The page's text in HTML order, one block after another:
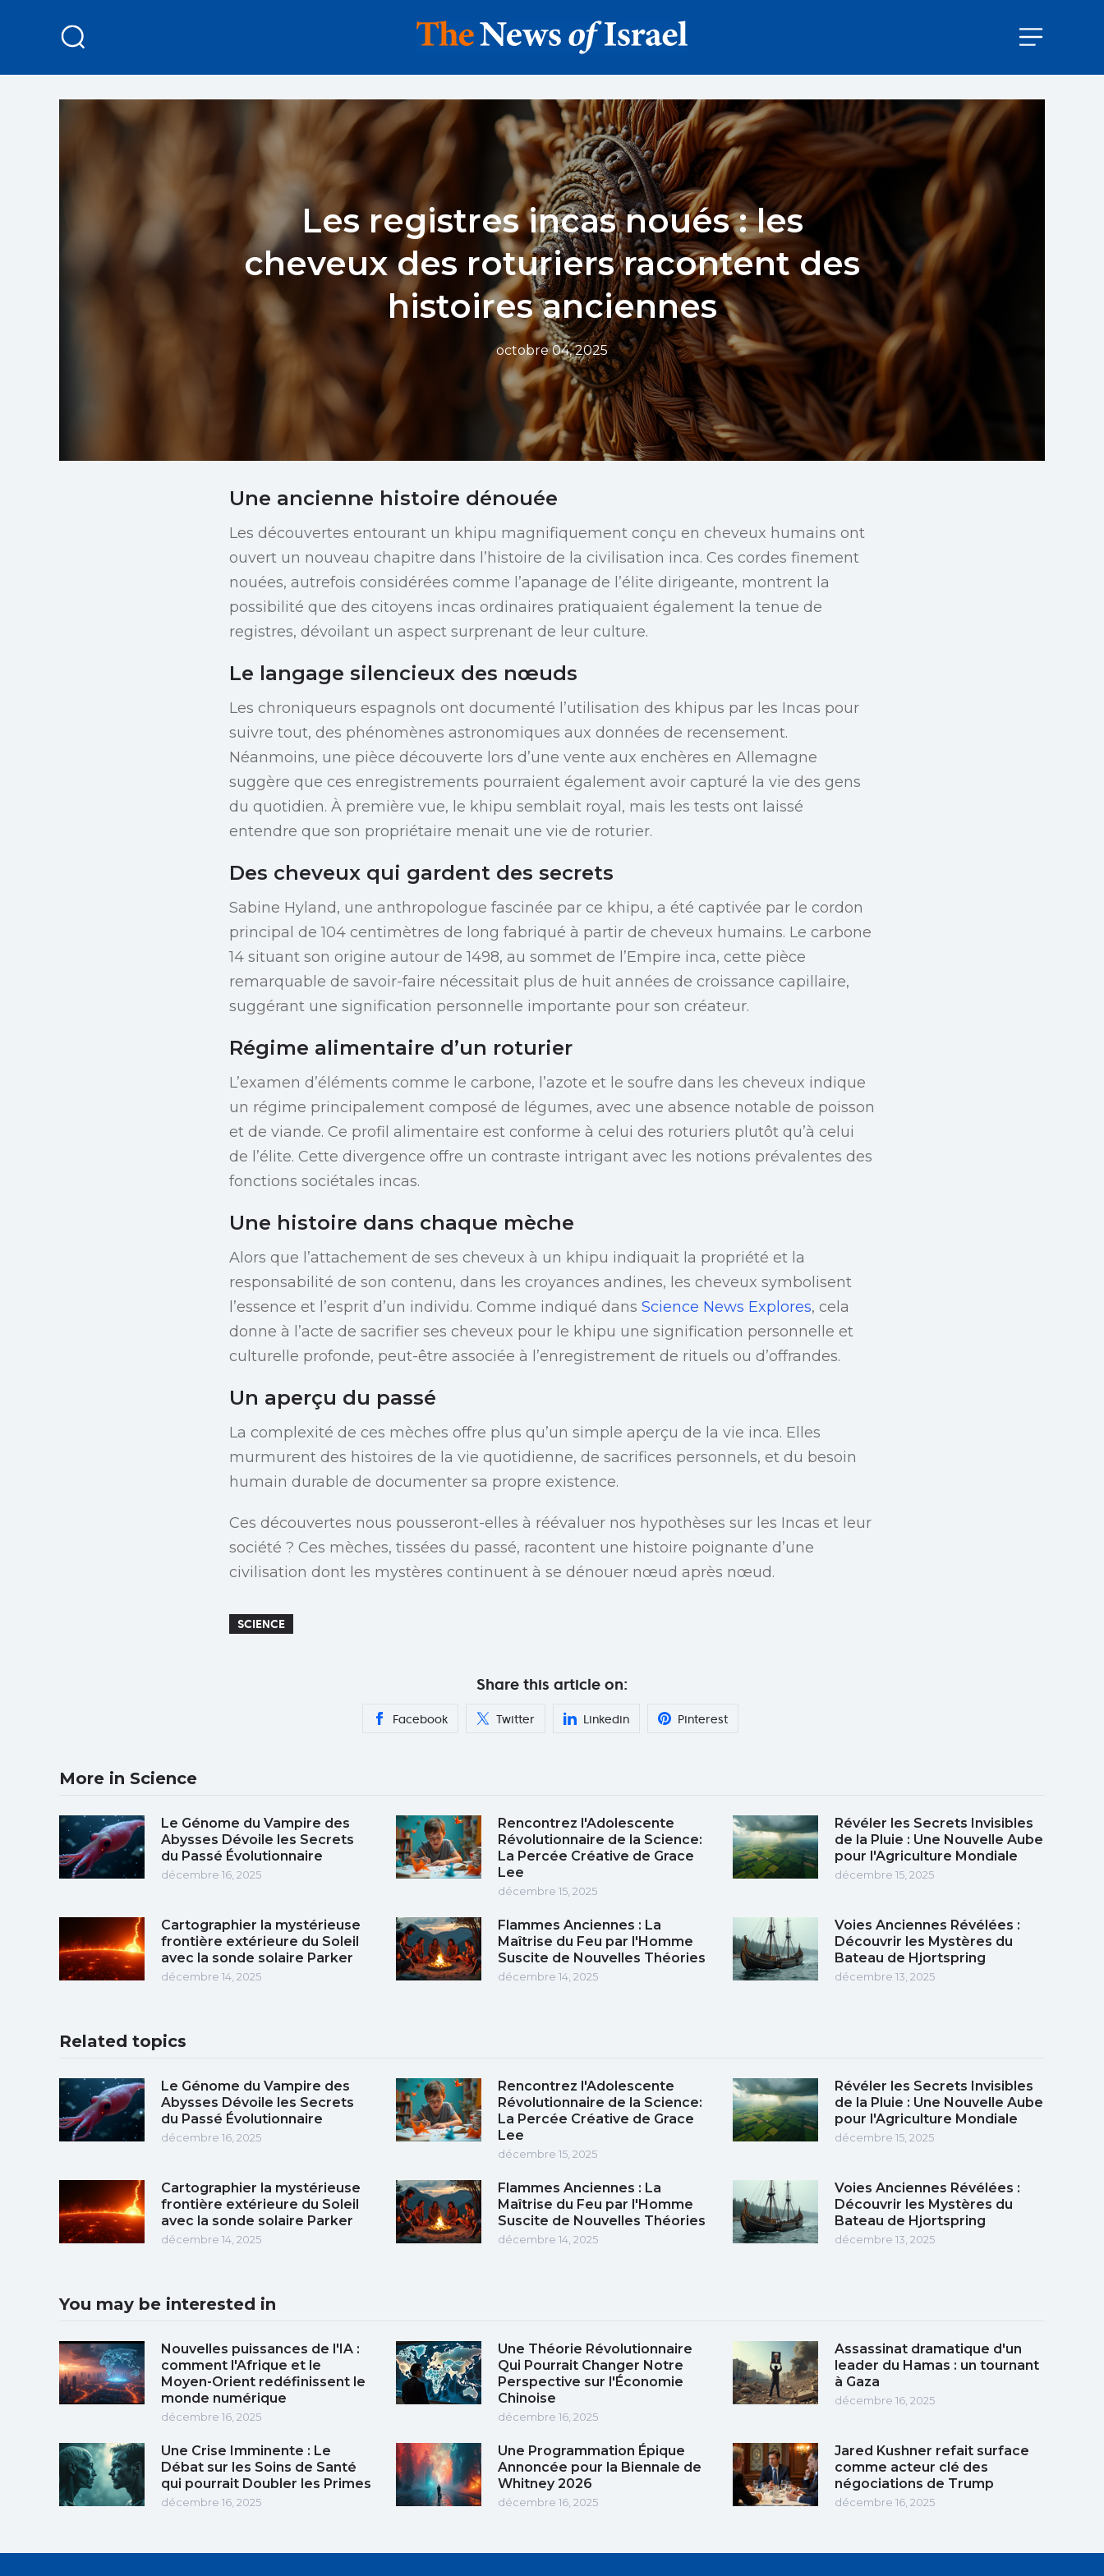
Les registres incas noués : les
cheveux des roturiers racontent des
histoires anciennes
octobre 04, 2025
Une ancienne histoire dénouée
Les découvertes entourant un khipu magnifiquement conçu en cheveux humains ont
ouvert un nouveau chapitre dans l’histoire de la civilisation inca. Ces cordes finement
nouées, autrefois considérées comme l’apanage de l’élite dirigeante, montrent la
possibilité que des citoyens incas ordinaires pratiquaient également la tenue de
registres, dévoilant un aspect surprenant de leur culture.
Le langage silencieux des nœuds
Les chroniqueurs espagnols ont documenté l’utilisation des khipus par les Incas pour
suivre tout, des phénomènes astronomiques aux données de recensement.
Néanmoins, une pièce découverte lors d’une vente aux enchères en Allemagne
suggère que ces enregistrements pourraient également avoir capturé la vie des gens
du quotidien. À première vue, le khipu semblait royal, mais les tests ont laissé
entendre que son propriétaire menait une vie de roturier.
Des cheveux qui gardent des secrets
Sabine Hyland, une anthropologue fascinée par ce khipu, a été captivée par le cordon
principal de 104 centimètres de long fabriqué à partir de cheveux humains. Le carbone
14 situant son origine autour de 1498, au sommet de l’Empire inca, cette pièce
remarquable de savoir-faire nécessitait plus de huit années de croissance capillaire,
suggérant une signification personnelle importante pour son créateur.
Régime alimentaire d’un roturier
L’examen d’éléments comme le carbone, l’azote et le soufre dans les cheveux indique
un régime principalement composé de légumes, avec une absence notable de poisson
et de viande. Ce profil alimentaire est conforme à celui des roturiers plutôt qu’à celui
de l’élite. Cette divergence offre un contraste intrigant avec les notions prévalentes des
fonctions sociétales incas.
Une histoire dans chaque mèche
Alors que l’attachement de ses cheveux à un khipu indiquait la propriété et la
responsabilité de son contenu, dans les croyances andines, les cheveux symbolisent
l’essence et l’esprit d’un individu. Comme indiqué dans Science News Explores, cela
donne à l’acte de sacrifier ses cheveux pour le khipu une signification personnelle et
culturelle profonde, peut-être associée à l’enregistrement de rituels ou d’offrandes.
Un aperçu du passé
La complexité de ces mèches offre plus qu’un simple aperçu de la vie inca. Elles
murmurent des histoires de la vie quotidienne, de sacrifices personnels, et du besoin
humain durable de documenter sa propre existence.
Ces découvertes nous pousseront-elles à réévaluer nos hypothèses sur les Incas et leur
société ? Ces mèches, tissées du passé, racontent une histoire poignante d’une
civilisation dont les mystères continuent à se dénouer nœud après nœud.
SCIENCE
Share this article on:
Facebook Twitter Linkedin Pinterest
More in Science
Le Génome du Vampire des
Abysses Dévoile les Secrets
du Passé Évolutionnaire
décembre 16, 2025
Rencontrez l'Adolescente
Révolutionnaire de la Science:
La Percée Créative de Grace
Lee
décembre 15, 2025
Révéler les Secrets Invisibles
de la Pluie : Une Nouvelle Aube
pour l'Agriculture Mondiale
décembre 15, 2025
Cartographier la mystérieuse
frontière extérieure du Soleil
avec la sonde solaire Parker
décembre 14, 2025
Flammes Anciennes : La
Maîtrise du Feu par l'Homme
Suscite de Nouvelles Théories
décembre 14, 2025
Voies Anciennes Révélées :
Découvrir les Mystères du
Bateau de Hjortspring
décembre 13, 2025
Related topics
Le Génome du Vampire des
Abysses Dévoile les Secrets
du Passé Évolutionnaire
décembre 16, 2025
Rencontrez l'Adolescente
Révolutionnaire de la Science:
La Percée Créative de Grace
Lee
décembre 15, 2025
Révéler les Secrets Invisibles
de la Pluie : Une Nouvelle Aube
pour l'Agriculture Mondiale
décembre 15, 2025
Cartographier la mystérieuse
frontière extérieure du Soleil
avec la sonde solaire Parker
décembre 14, 2025
Flammes Anciennes : La
Maîtrise du Feu par l'Homme
Suscite de Nouvelles Théories
décembre 14, 2025
Voies Anciennes Révélées :
Découvrir les Mystères du
Bateau de Hjortspring
décembre 13, 2025
You may be interested in
Nouvelles puissances de l'IA :
comment l'Afrique et le
Moyen-Orient redéfinissent le
monde numérique
décembre 16, 2025
Une Théorie Révolutionnaire
Qui Pourrait Changer Notre
Perspective sur l'Économie
Chinoise
décembre 16, 2025
Assassinat dramatique d'un
leader du Hamas : un tournant
à Gaza
décembre 16, 2025
Une Crise Imminente : Le
Débat sur les Soins de Santé
qui pourrait Doubler les Primes
décembre 16, 2025
Une Programmation Épique
Annoncée pour la Biennale de
Whitney 2026
décembre 16, 2025
Jared Kushner refait surface
comme acteur clé des
négociations de Trump
décembre 16, 2025